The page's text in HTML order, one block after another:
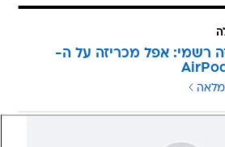
רשמי: אפל מכריזה על ה-